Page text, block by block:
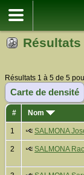
Résultats 1 à 5 de 5
Carte de densité
# Nom
1 SALMONA
2 SALMONA